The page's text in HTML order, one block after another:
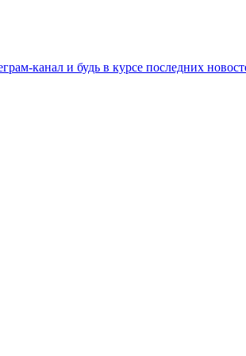
канал и будь в курсе последних